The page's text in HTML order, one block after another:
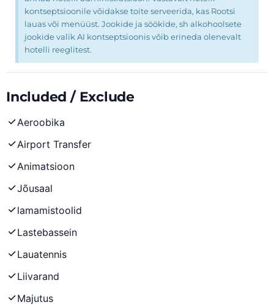
kontseptsioonile võidakse toite serveerida, kas Rootsi
lauas või menüüst. Jookide ja söökide, sh alkohoolsete
jookide valik AI kontseptsioonis võib erineda olenevalt
hotelli reeglitest.
Included / Exclude
Aeroobika
Airport Transfer
Animatsioon
Jõusaal
lamamistoolid
Lastebassein
Lauatennis
Liivarand
Majutus